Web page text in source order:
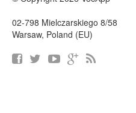
02-798 Mielczarskiego 8/58
Warsaw, Poland (EU)